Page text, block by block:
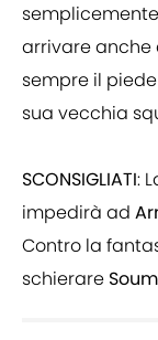
arrivare anche
sempre il
sua vecchia
SCONSIGLIATI:
impedirà ad
Contro la
schierare